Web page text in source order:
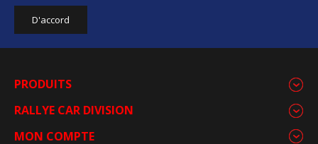
PRODUITS
RALLYE CAR DIVISION
MON COMPTE